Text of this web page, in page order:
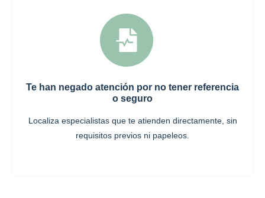
Te han negado atención por no tener referencia
o seguro
Localiza especialistas que te atienden directamente, sin
requisitos previos ni papeleos.